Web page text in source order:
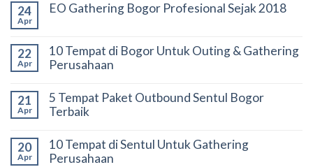
24
Apr
EO Gathering Bogor Profesional Sejak 2018
22
Apr
10 Tempat di Bogor Untuk Outing & Gathering
Perusahaan
21
Apr
5 Tempat Paket Outbound Sentul Bogor
Terbaik
20
Apr
10 Tempat di Sentul Untuk Gathering
Perusahaan